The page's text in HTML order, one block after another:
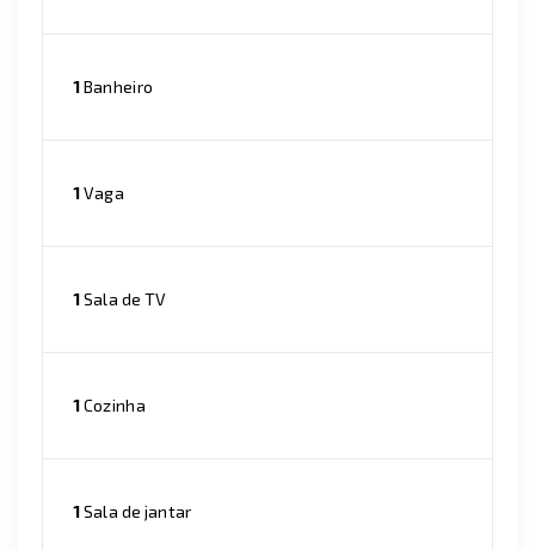
1Banheiro
1Vaga
1Sala de TV
1Cozinha
1Sala de jantar